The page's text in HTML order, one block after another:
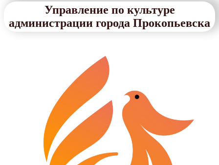
Управление по культуре
администрации города Прокопьевска